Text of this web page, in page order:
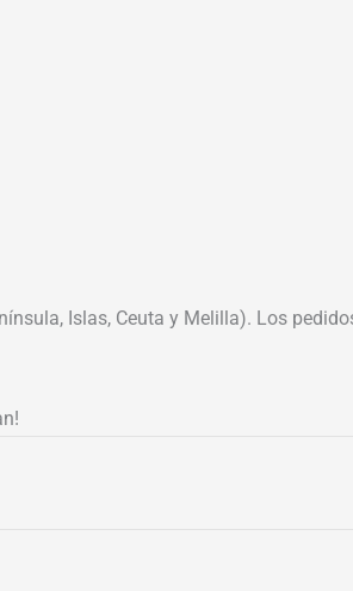
Islas, Ceuta y Melilla). Los